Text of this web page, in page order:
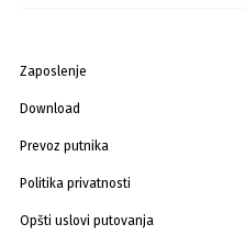
Zaposlenje
Download
Prevoz putnika
Politika privatnosti
Opšti uslovi putovanja